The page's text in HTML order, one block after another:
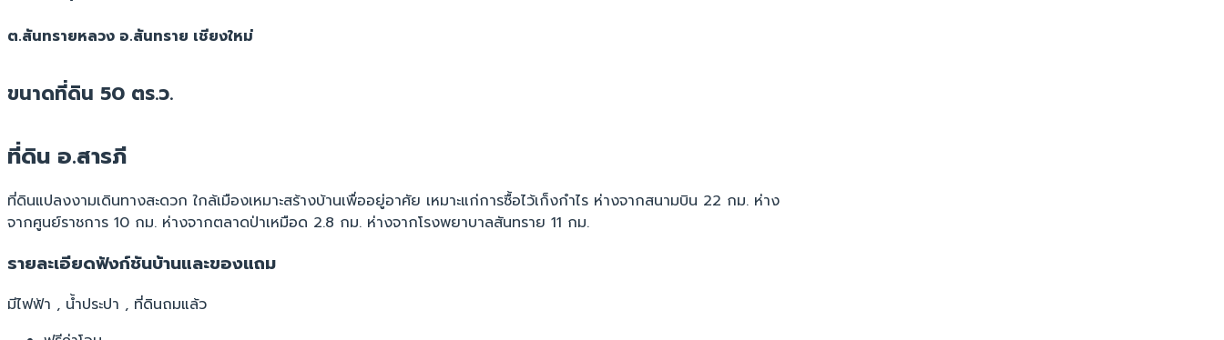
ต.สันทรายหลวง อ.สันทราย เชียงใหม่
ขนาดที่ดิน 50 ตร.ว.
ที่ดิน อ.สารภี
ที่ดินแปลงงามเดินทางสะดวก ใกล้เมืองเหมาะสร้างบ้านเพื่ออยู่อาศัย เหมาะแก่การซื้อไว้เก็งกำไร ห่างจากสนามบิน 22 กม. ห่าง
จากศูนย์ราชการ 10 กม. ห่างจากตลาดป่าเหมือด 2.8 กม. ห่างจากโรงพยาบาลสันทราย 11 กม.
รายละเอียดฟังก์ชันบ้านและของแถม
มีไฟฟ้า , น้ำประปา , ที่ดินถมแล้ว